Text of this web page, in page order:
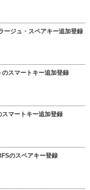
ージュ・スペアキー追加登録
スマートキー追加登録
マートキー追加登録
のスペアキー登録